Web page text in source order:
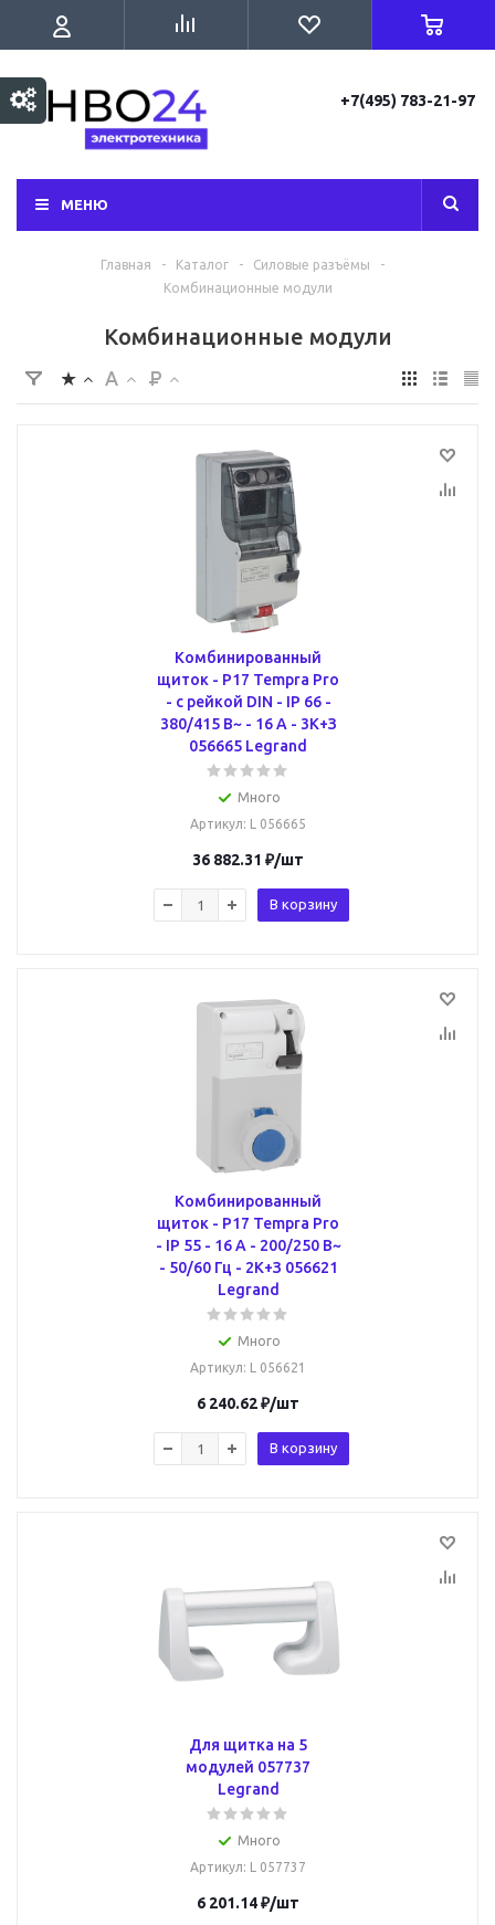
+7(495) 783-21-97
МЕНЮ
Главная - Каталог - Силовые разъёмы
-
Комбинационные модули
Комбинационные модули
Комбинированный
щиток - P17 Tempra Pro
- с рейкой DIN - IP 66 -
380/415 В~ - 16 A - 3К+З
056665 Legrand
Много
Артикул: L 056665
36 882.31 ₽/шт
В корзину
Комбинированный
щиток - P17 Tempra Pro
- IP 55 - 16 A - 200/250 В~
- 50/60 Гц - 2К+З 056621
Legrand
Много
Артикул: L 056621
6 240.62₽/шт
В корзину
Для щитка на 5
модулей 057737
Legrand
Много
Артикул: L 057737
6 201.14₽/шт